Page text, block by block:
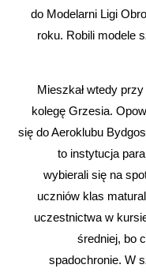
do Modelarni Ligi
roku. Robili modele
Mieszkał wtedy
kolegę Grzesia.
się do Aeroklubu
to instytucja
wybierali się na
uczniów klas
uczestnictwa w
średniej, bo
spadochronie. W